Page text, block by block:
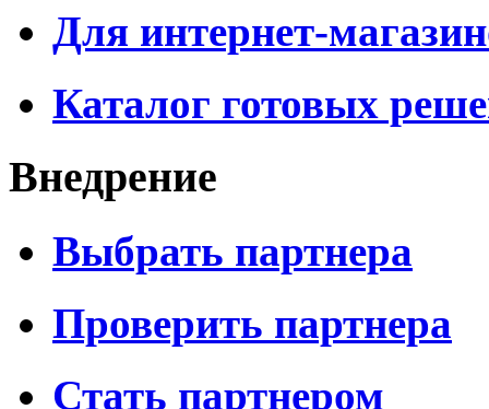
Для интернет-
Каталог готовых
Внедрение
Выбрать партнера
Проверить партнера
Стать партнером